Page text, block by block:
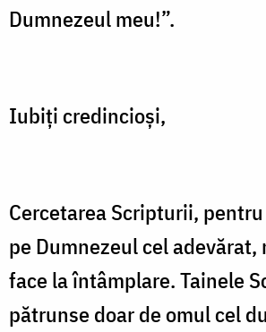
Dumnezeul meu!”.
Iubiţi credincioşi,
Cercetarea Scripturii,
pe Dumnezeul cel adevărat,
face la întâmplare. Tainele
pătrunse doar de omul cel